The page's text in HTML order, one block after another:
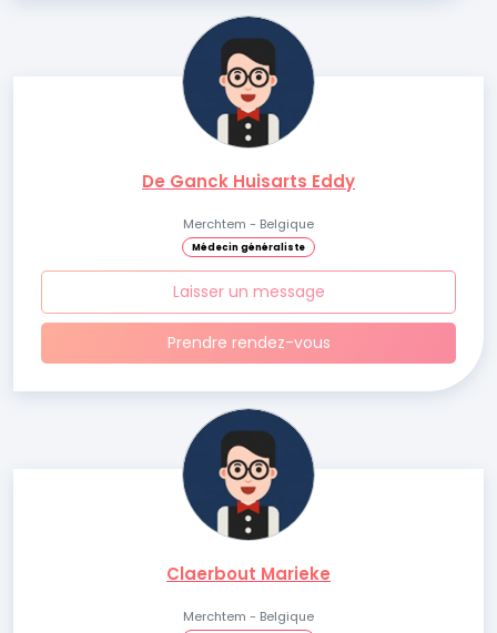
De Ganck Huisarts Eddy
Merchtem - Belgique
Médecin généraliste
Laisser un message
Prendre rendez-vous
Claerbout Marieke
Merchtem - Belgique